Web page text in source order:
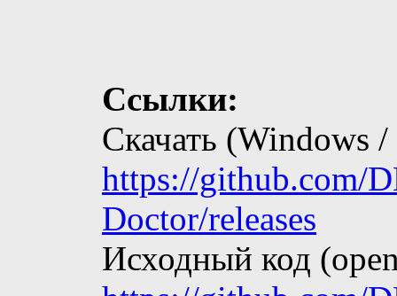
Ссылки:
Скачать (Windows
https://github.com/
Doctor/releases
Исходный код